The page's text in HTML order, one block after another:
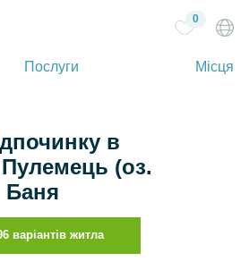
Послуги Місця
0
в
Пулемець (оз.
Баня
варіантів житла